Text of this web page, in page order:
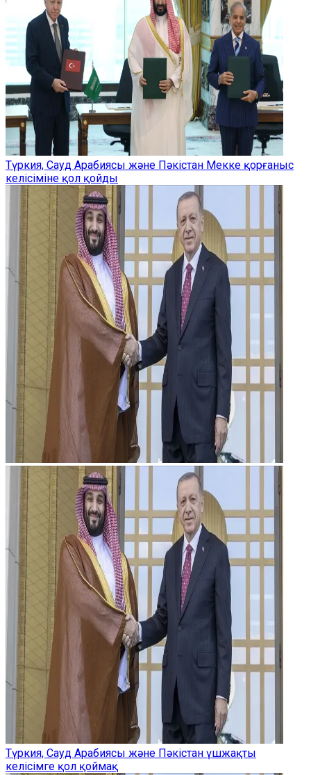
Түркия, Сауд Арабиясы және Пәкістан Мекке қорғаныс
келісіміне қол қойды
Түркия, Сауд Арабиясы және Пәкістан үшжақты
келісімге қол қоймақ